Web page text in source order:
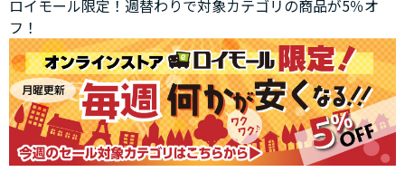
ロイモール限定！週替わりで対象カテゴリの商品が5％オ
フ！